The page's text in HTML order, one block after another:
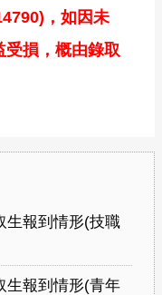
，如因未
受損，概由錄取
生報到情形(技職
生報到情形(青年